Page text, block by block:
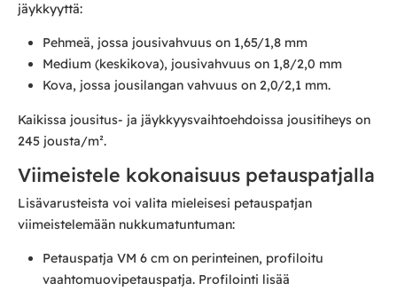
jäykkyyttä:
Pehmeä, jossa jousivahvuus on 1,65/1,8 mm
Medium (keskikova), jousivahvuus on 1,8/2,0 mm
Kova, jossa jousilangan vahvuus on 2,0/2,1 mm.
Kaikissa jousitus- ja jäykkyysvaihtoehdoissa jousitiheys on
245 jousta/m².
Viimeistele kokonaisuus petauspatjalla
Lisävarusteista voi valita mieleisesi petauspatjan
viimeistelemään nukkumatuntuman:
Petauspatja VM 6 cm on perinteinen, profiloitu
vaahtomuovipetauspatja. Profilointi lisää